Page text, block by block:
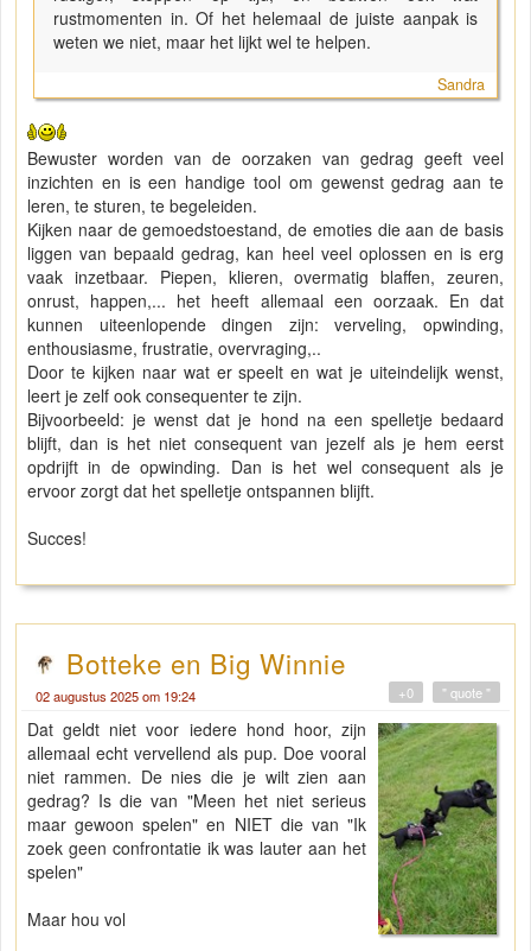
rustmomenten in. Of het helemaal de juiste aanpak is
weten we niet, maar het lijkt wel te helpen.
Sandra
Bewuster worden van de oorzaken van gedrag geeft veel
inzichten en is een handige tool om gewenst gedrag aan te
leren, te sturen, te begeleiden.
Kijken naar de gemoedstoestand, de emoties die aan de basis
liggen van bepaald gedrag, kan heel veel oplossen en is erg
vaak inzetbaar. Piepen, klieren, overmatig blaffen, zeuren,
onrust, happen,... het heeft allemaal een oorzaak. En dat
kunnen uiteenlopende dingen zijn: verveling, opwinding,
enthousiasme, frustratie, overvraging,..
Door te kijken naar wat er speelt en wat je uiteindelijk wenst,
leert je zelf ook consequenter te zijn.
Bijvoorbeeld: je wenst dat je hond na een spelletje bedaard
blijft, dan is het niet consequent van jezelf als je hem eerst
opdrijft in de opwinding. Dan is het wel consequent als je
ervoor zorgt dat het spelletje ontspannen blijft.
Succes!
Botteke en Big Winnie
02 augustus 2025 om 19:24 " quote "
+0
Dat geldt niet voor iedere hond hoor, zijn
allemaal echt vervellend als pup. Doe vooral
niet rammen. De nies die je wilt zien aan
gedrag? Is die van "Meen het niet serieus
maar gewoon spelen" en NIET die van "Ik
zoek geen confrontatie ik was lauter aan het
spelen"
Maar hou vol